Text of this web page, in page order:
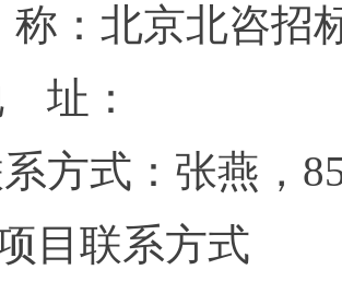
称：北
系方式
目联系方式